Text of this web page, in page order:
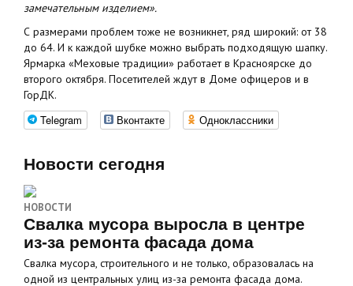
замечательным изделием».
С размерами проблем тоже не возникнет, ряд широкий: от 38
до 64. И к каждой шубке можно выбрать подходящую шапку.
Ярмарка «Меховые традиции» работает в Красноярске до
второго октября. Посетителей ждут в Доме офицеров и в
ГорДК.
Telegram Вконтакте Одноклассники
Новости сегодня
НОВОСТИ
Свалка мусора выросла в центре
из-за ремонта фасада дома
Свалка мусора, строительного и не только, образовалась на
одной из центральных улиц из-за ремонта фасада дома.